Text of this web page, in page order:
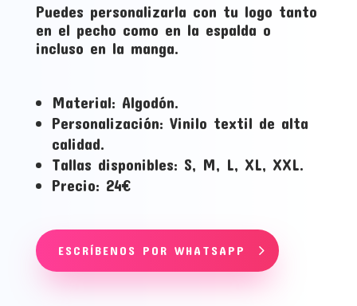
Puedes personalizarla con tu logo tanto
en el pecho como en la espalda o
incluso en la manga.
Material: Algodón.
Personalización: Vinilo textil de alta
calidad.
Tallas disponibles: S, M, L, XL, XXL.
Precio: 24€
ESCRÍBENOS POR WHATSAPP